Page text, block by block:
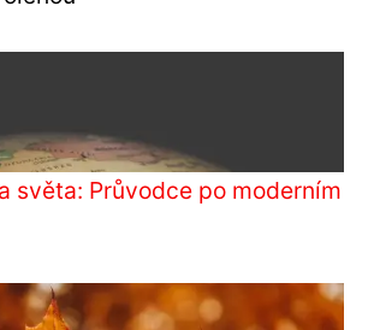
světa: Průvodce po moderním